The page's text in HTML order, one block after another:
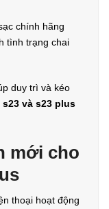
chính hãng
tình trạng chai
duy trì và kéo
và s23 plus
mới cho
thoại hoạt động